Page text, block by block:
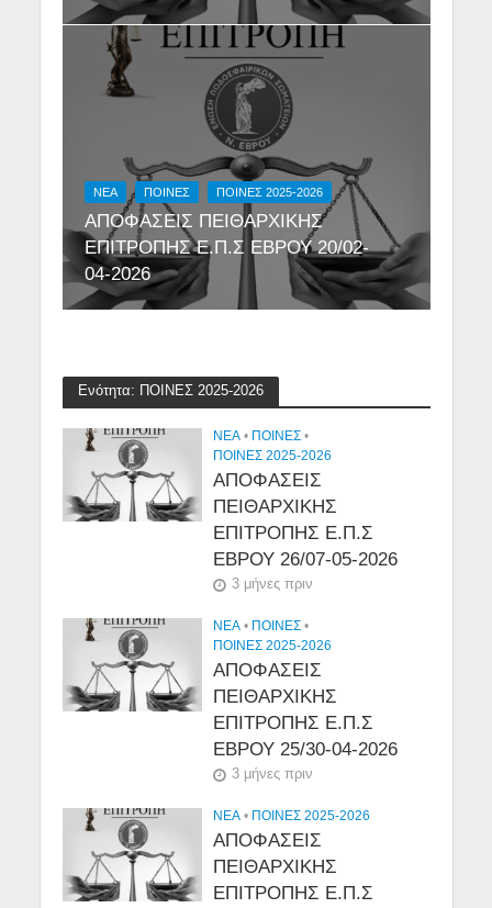
NEA ΠΟΙΝΕΣ ΠΟΙΝΕΣ 2025-2026
ΑΠΟΦΑΣΕΙΣ ΠΕΙΘΑΡΧΙΚΗΣ
ΕΠΙΤΡΟΠΗΣ Ε.Π.Σ ΕΒΡΟΥ 20/02-
04-2026
Ενότητα: ΠΟΙΝΕΣ 2025-2026
NEA • ΠΟΙΝΕΣ •
ΠΟΙΝΕΣ 2025-2026
ΑΠΟΦΑΣΕΙΣ
ΠΕΙΘΑΡΧΙΚΗΣ
ΕΠΙΤΡΟΠΗΣ Ε.Π.Σ
ΕΒΡΟΥ 26/07-05-2026
3 μήνες πριν
NEA • ΠΟΙΝΕΣ •
ΠΟΙΝΕΣ 2025-2026
ΑΠΟΦΑΣΕΙΣ
ΠΕΙΘΑΡΧΙΚΗΣ
ΕΠΙΤΡΟΠΗΣ Ε.Π.Σ
ΕΒΡΟΥ 25/30-04-2026
3 μήνες πριν
NEA • ΠΟΙΝΕΣ 2025-2026
ΑΠΟΦΑΣΕΙΣ
ΠΕΙΘΑΡΧΙΚΗΣ
ΕΠΙΤΡΟΠΗΣ Ε.Π.Σ